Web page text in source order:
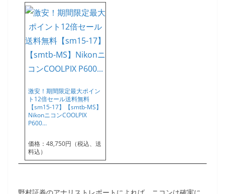
激安！期間限定最大ポイン
ト12倍セール送料無料
【sm15-17】【smtb-MS】
NikonニコンCOOLPIX
P600…
価格：48,750円（税込、送
料込）